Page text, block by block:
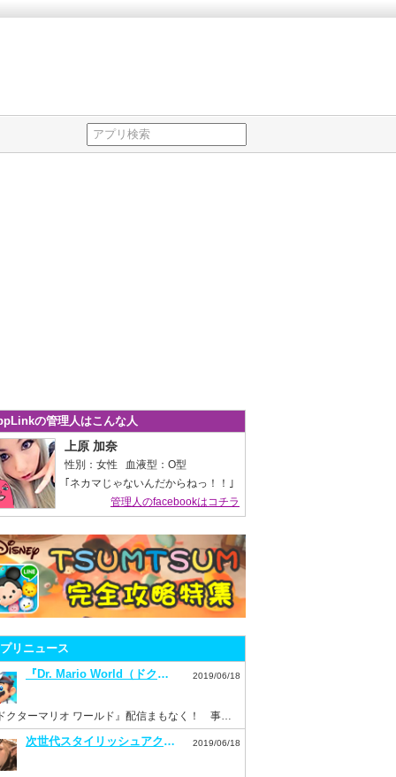
の管理人はこんな人
上原 加奈
性別：女性 血液型：O型
｢ネカマじゃないんだからねっ！！｣
管理人のfacebookはコチラ
リニュース
『Dr. Mario World（ドクターマリオ ワールド）』7月10日配信決定！事前登録もスタート！
2019/06/18
『ドクターマリオ ワールド』配信まもなく！ 事前登録を済ませておこう！
次世代スタイリッシュアクション『ハンドレッドソウル』事前登録スタート！ 2019/06/18